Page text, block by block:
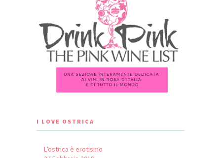
I LOVE OSTRICA
L’ostrica è erotismo